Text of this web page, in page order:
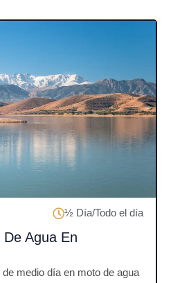
o
n
½ Día/Todo el día
Agua En
medio día en moto de agua